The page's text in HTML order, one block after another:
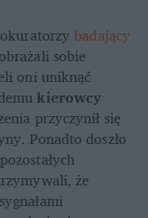
badający
sobie
oni uniknąć
kierowcy
przyczynił się
Ponadto doszło
że